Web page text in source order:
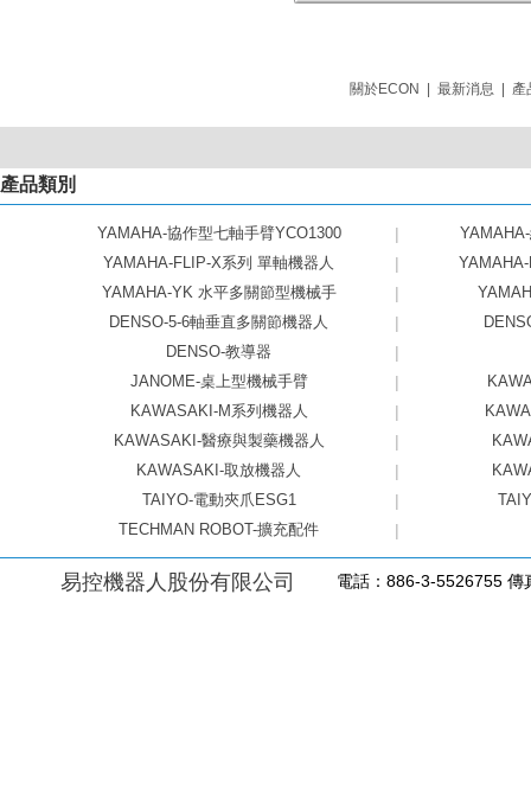
關於ECON 最新消息 產
產品類別
YAMAHA-協作型七軸手臂YCO1300 |
YAMAHA-FLIP-X系列 單軸機器人
|
YAMAHA-YK 水平多關節型機械手
|
DENSO-5-6軸垂直多關節機器人
|
DENSO-教導器
|
JANOME-桌上型機械手臂
|
KAWASAKI-M系列機器人
|
KAWASAKI-醫療與製藥機器人
|
KAWASAKI-取放機器人
|
TAIYO-電動夾爪ESG1
|
TECHMAN ROBOT-擴充配件
|
易控機器人股份有限公司 電話：886-3-5526755